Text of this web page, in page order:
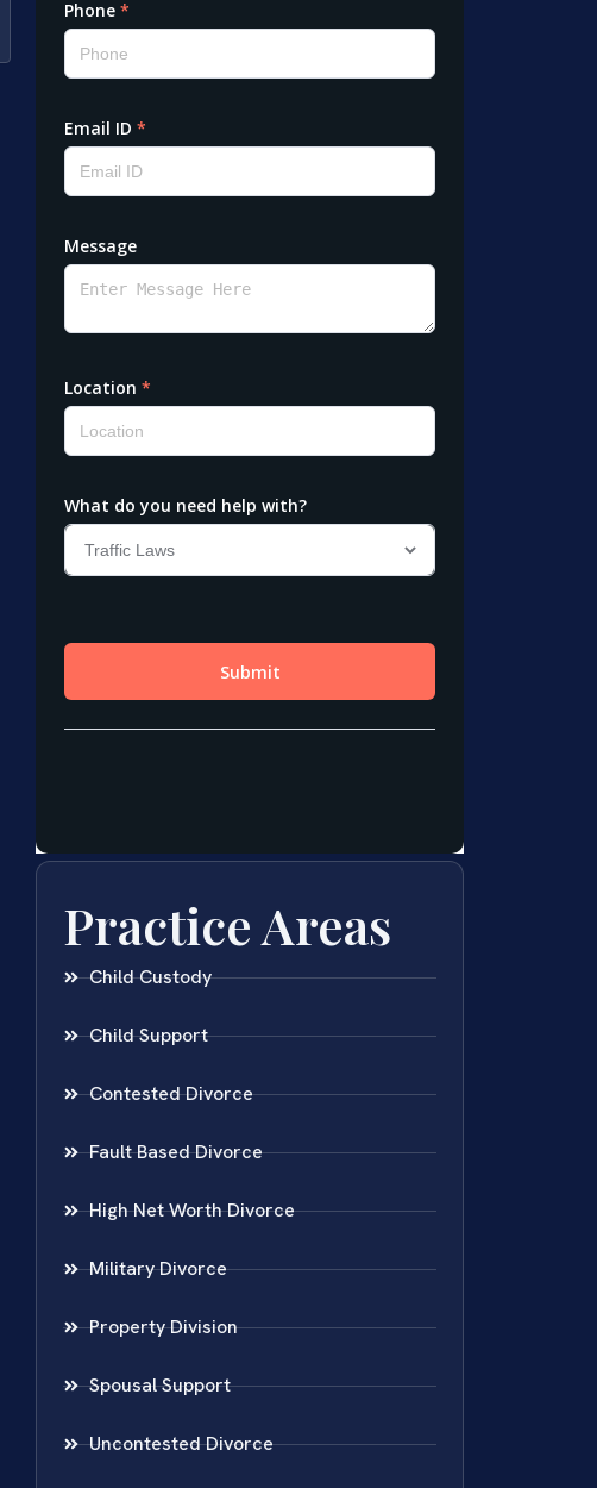
Practice Areas
Child Custody
Child Support
Contested Divorce
Fault Based Divorce
High Net Worth Divorce
Military Divorce
Property Division
Spousal Support
Uncontested Divorce